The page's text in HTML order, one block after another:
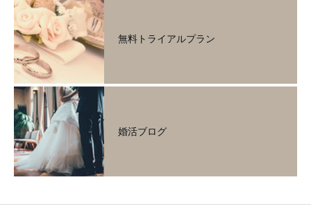
無料トライアルプラン
婚活ブログ